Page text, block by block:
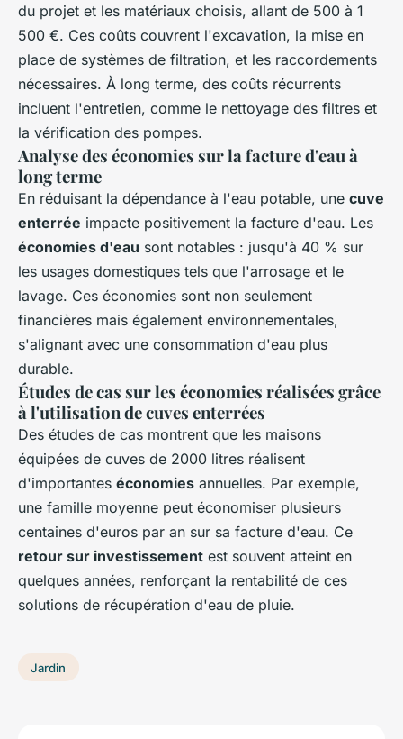
du projet et les matériaux choisis, allant de 500 à 1
500 €. Ces coûts couvrent l'excavation, la mise en
place de systèmes de filtration, et les raccordements
nécessaires. À long terme, des coûts récurrents
incluent l'entretien, comme le nettoyage des filtres et
la vérification des pompes.
Analyse des économies sur la facture d'eau à
long terme
En réduisant la dépendance à l'eau potable, une cuve
enterrée impacte positivement la facture d'eau. Les
économies d'eau sont notables : jusqu'à 40 % sur
les usages domestiques tels que l'arrosage et le
lavage. Ces économies sont non seulement
financières mais également environnementales,
s'alignant avec une consommation d'eau plus
durable.
Études de cas sur les économies réalisées grâce
à l'utilisation de cuves enterrées
Des études de cas montrent que les maisons
équipées de cuves de 2000 litres réalisent
d'importantes économies annuelles. Par exemple,
une famille moyenne peut économiser plusieurs
centaines d'euros par an sur sa facture d'eau. Ce
retour sur investissement est souvent atteint en
quelques années, renforçant la rentabilité de ces
solutions de récupération d'eau de pluie.
Jardin